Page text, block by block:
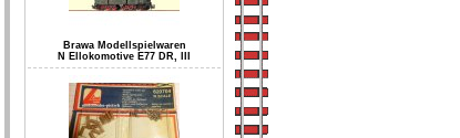
Brawa Modellspielwaren
N Ellokomotive E77 DR, III